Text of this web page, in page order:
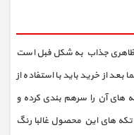
با ظاهری جذاب به شکل فبل است
از خرید باید با استفاده از
های آن را سرهم بندی کرده و
تکه های این محصول غالبا رنگ